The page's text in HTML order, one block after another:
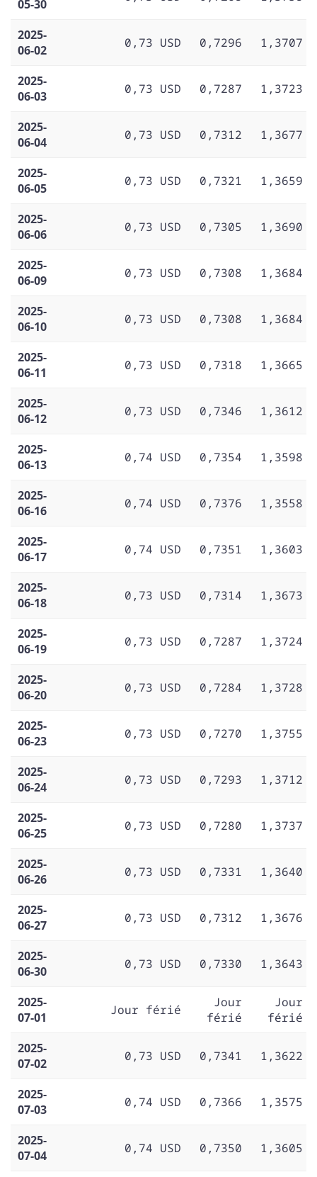
05-30
2025-
06-02
0,73 USD 0,7296 1,3707
2025-
06-03
0,73 USD 0,7287 1,3723
2025-
06-04
0,73 USD 0,7312 1,3677
2025-
06-05
0,73 USD 0,7321 1,3659
2025-
06-06
0,73 USD 0,7305 1,3690
2025-
06-09
0,73 USD 0,7308 1,3684
2025-
06-10
0,73 USD 0,7308 1,3684
2025-
06-11
0,73 USD 0,7318 1,3665
2025-
06-12
0,73 USD 0,7346 1,3612
2025-
06-13
0,74 USD 0,7354 1,3598
2025-
06-16
0,74 USD 0,7376 1,3558
2025-
06-17
0,74 USD 0,7351 1,3603
2025-
06-18
0,73 USD 0,7314 1,3673
2025-
06-19
0,73 USD 0,7287 1,3724
2025-
06-20
0,73 USD 0,7284 1,3728
2025-
06-23
0,73 USD 0,7270 1,3755
2025-
06-24
0,73 USD 0,7293 1,3712
2025-
06-25
0,73 USD 0,7280 1,3737
2025-
06-26
0,73 USD 0,7331 1,3640
2025-
06-27
0,73 USD 0,7312 1,3676
2025-
06-30
0,73 USD 0,7330 1,3643
2025-
07-01
Jour férié
Jour
férié
Jour
férié
2025-
07-02
0,73 USD 0,7341 1,3622
2025-
07-03
0,74 USD 0,7366 1,3575
2025-
07-04
0,74 USD 0,7350 1,3605